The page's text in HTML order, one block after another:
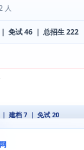
人
免试 46 ｜ 总招生 222
建档 7 ｜ 免试 20